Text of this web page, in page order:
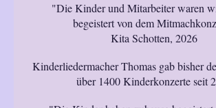
"Die Kinder und Mitarbeiter waren
begeistert von dem
Kita Schotten, 2026
Kinderliedermacher Thomas gab bisher
über 1400 Kinderkonzerte seit